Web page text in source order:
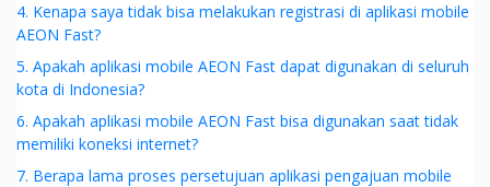
4. Kenapa saya tidak bisa melakukan registrasi di aplikasi mobile
AEON Fast?
5. Apakah aplikasi mobile AEON Fast dapat digunakan di seluruh
kota di Indonesia?
6. Apakah aplikasi mobile AEON Fast bisa digunakan saat tidak
memiliki koneksi internet?
7. Berapa lama proses persetujuan aplikasi pengajuan mobile